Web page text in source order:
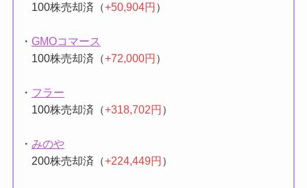
100株売却済（+50,904円 ）
・ GMOコマース
100株売却済（+72,000円 ）
・ フラー
100株売却済（+318,702円 ）
・ みのや
200株売却済（+224,449円 ）